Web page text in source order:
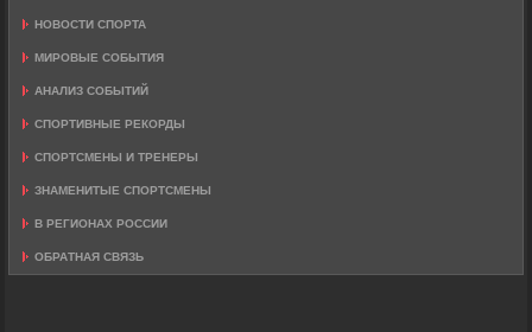
НОВОСТИ СПОРТА
МИРОВЫЕ СОБЫТИЯ
АНАЛИЗ СОБЫТИЙ
СПОРТИВНЫЕ РЕКОРДЫ
СПОРТСМЕНЫ И ТРЕНЕРЫ
ЗНАМЕНИТЫЕ СПОРТСМЕНЫ
В РЕГИОНАХ РОССИИ
ОБРАТНАЯ СВЯЗЬ